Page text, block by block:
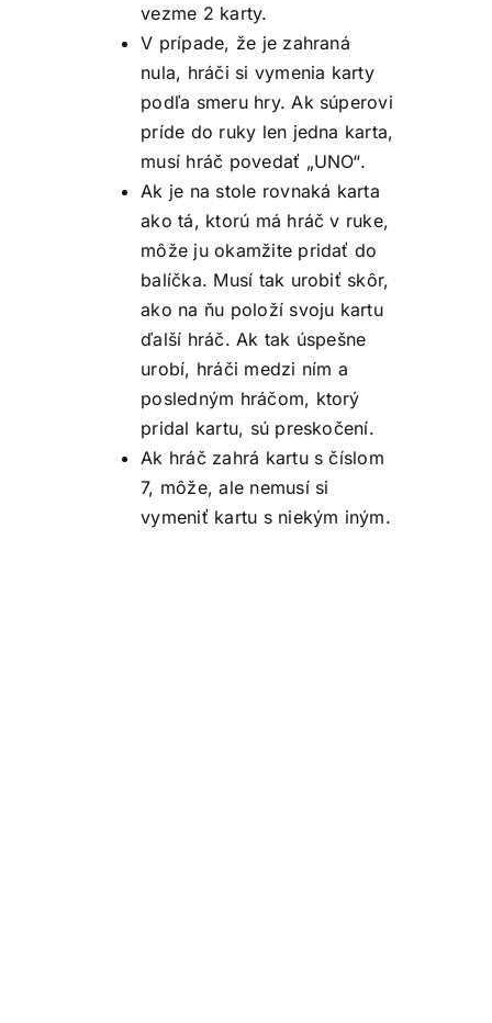
vezme 2 karty.
V prípade, že je zahraná
nula, hráči si vymenia karty
podľa smeru hry. Ak súperovi
príde do ruky len jedna karta,
musí hráč povedať „UNO“.
Ak je na stole rovnaká karta
ako tá, ktorú má hráč v ruke,
môže ju okamžite pridať do
balíčka. Musí tak urobiť skôr,
ako na ňu položí svoju kartu
ďalší hráč. Ak tak úspešne
urobí, hráči medzi ním a
posledným hráčom, ktorý
pridal kartu, sú preskočení.
Ak hráč zahrá kartu s číslom
7, môže, ale nemusí si
vymeniť kartu s niekým iným.